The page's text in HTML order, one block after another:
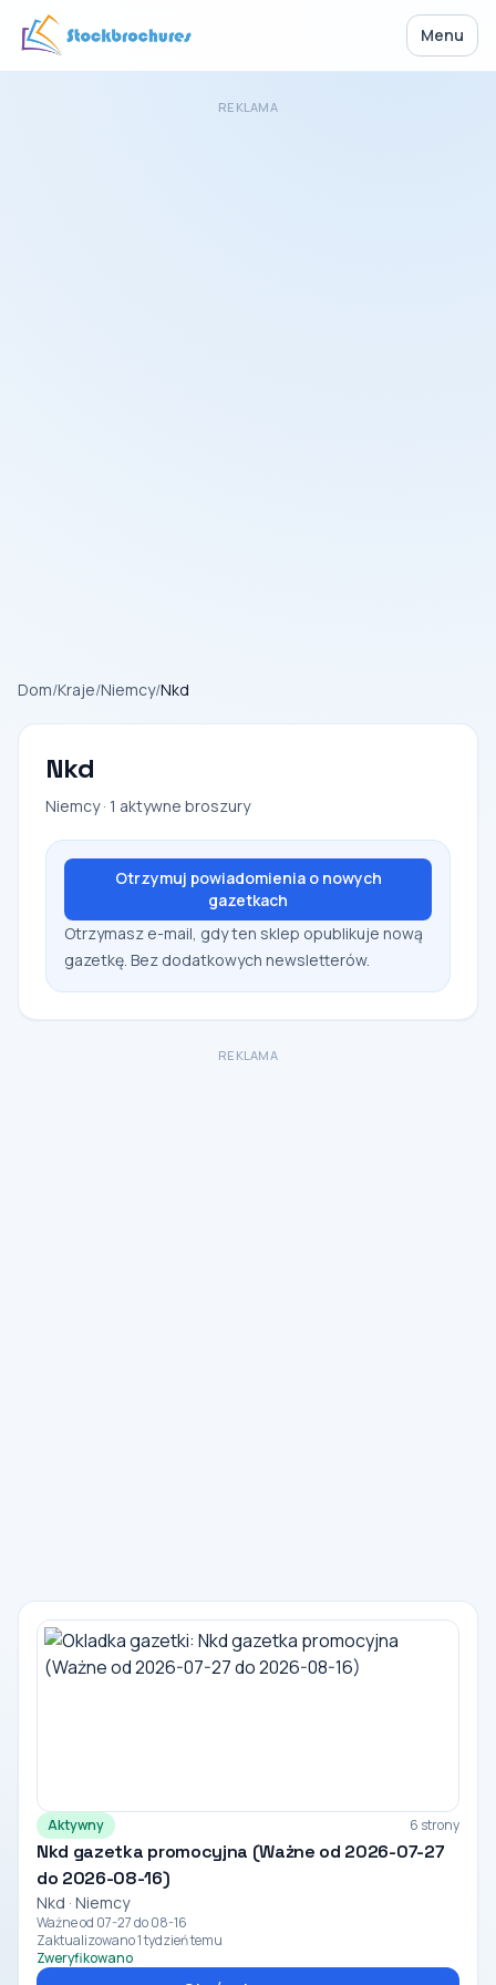
Menu
REKLAMA
Dom/Kraje/Niemcy/Nkd
Nkd
Niemcy · 1 aktywne broszury
Otrzymuj powiadomienia o nowych
gazetkach
Otrzymasz e-mail, gdy ten sklep opublikuje nową
gazetkę. Bez dodatkowych newsletterów.
REKLAMA
Aktywny 6 strony
Nkd gazetka promocyjna (Ważne od 2026-07-27
do 2026-08-16)
Nkd · Niemcy
Ważne od 07-27 do 08-16
Zaktualizowano 1 tydzień temu
Zweryfikowano